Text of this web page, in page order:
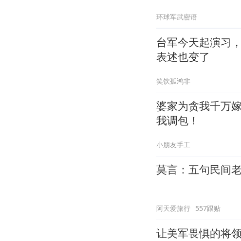
环球军武密语
台军今天起演习
表述也变了
笑饮孤鸿非
婆家为贪我千万
我调包！
小朋友手工
莫言：五句民间
阿天爱旅行 557跟贴
让美军畏惧的将